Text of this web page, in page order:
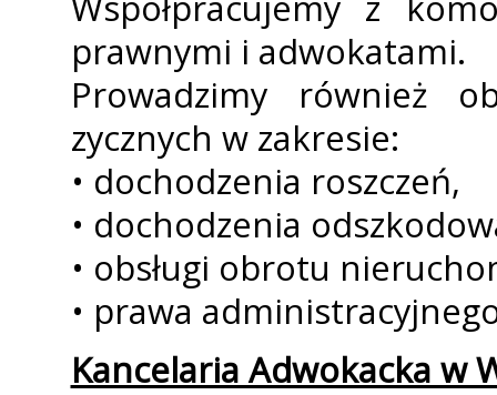
prawnymi i adwokatami.
Prowadzimy również
fizycznych w zakresie:
• dochodzenia roszczeń,
• dochodzenia
• obsługi obrotu
• prawa
Kancelaria Adwokacka w